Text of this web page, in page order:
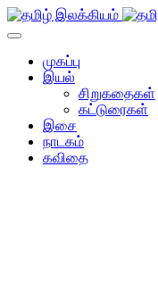
முகப்பு
இயல்
சிறுகதைகள்
கட்டுரைகள்
இசை
நாடகம்
கவிதை